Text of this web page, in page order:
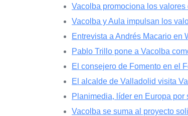
Vacolba promociona los
Vacolba y Aula impulsan los
Entrevista a Andrés Macario en
Pablo Trillo pone a Vacolba
El consejero de Fomento en el
El alcalde de Valladolid visita
Planimedia, líder en Europa
Vacolba se suma al proyecto